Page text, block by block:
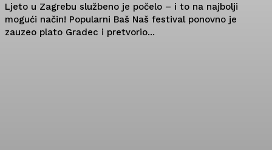
Ljeto u Zagrebu službeno je počelo – i to na najbolji
mogući način! Popularni Baš Naš festival ponovno je
zauzeo plato Gradec i pretvorio...